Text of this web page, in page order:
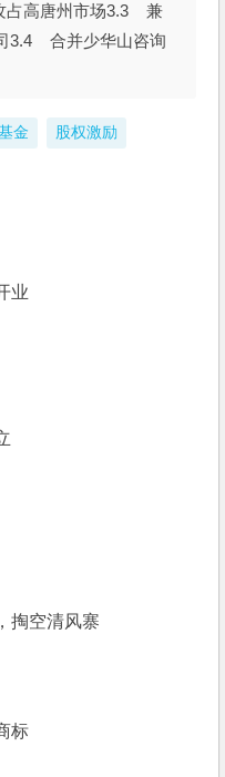
高唐州市场3.3 兼
3.4 合并少华山咨询
金 股权激励
业
掏空清风寨
标